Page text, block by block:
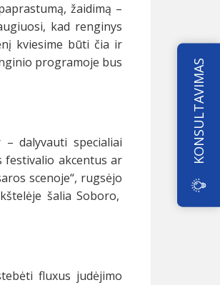
žaidimą –
kad renginys
kviesime būti čia ir
programoje bus
dalyvauti specialiai
akcentus ar
scenoje“, rugsėjo
šalia Soboro,
fluxus judėjimo
KONSULTAVIMAS